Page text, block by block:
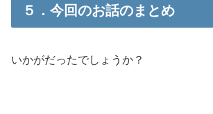
５．今回のお話のまとめ
いかがだったでしょうか？